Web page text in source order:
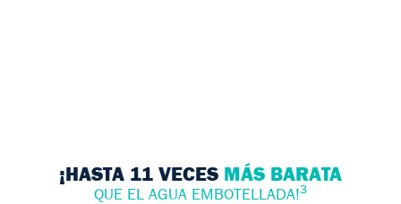
¡HASTA 11 VECES MÁS BARATA
QUE EL AGUA EMBOTELLADA!3